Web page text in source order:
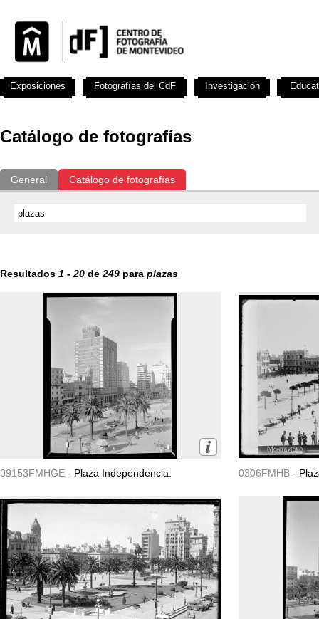
Catálogo de fotografías
General Catálogo de fotografías
Resultados 1 - 20 de 249 para plazas
09153FMHGE - Plaza Independencia. 0306FMHB -
Exposiciones Fotografías del CdF Investigación